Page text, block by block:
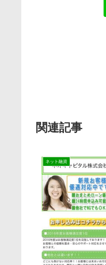
関連記事
ネット融資